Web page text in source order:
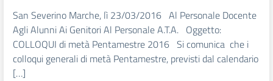
San Severino Marche, lì 23/03/2016 Al Personale Docente
Agli Alunni Ai Genitori Al Personale A.T.A. Oggetto:
COLLOQUI di metà Pentamestre 2016 Si comunica che i
colloqui generali di metà Pentamestre, previsti dal calendario
[…]